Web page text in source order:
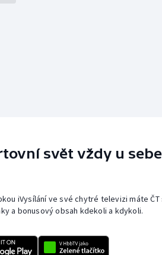
svět vždy u
iVysílání ve své chytré televizi máte
a bonusový obsah kdekoli a kdykoli.